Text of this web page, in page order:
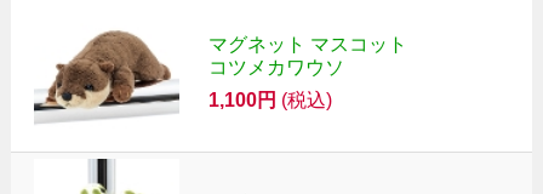
マグネット マスコット
コツメカワウソ
1,100円 (税込)